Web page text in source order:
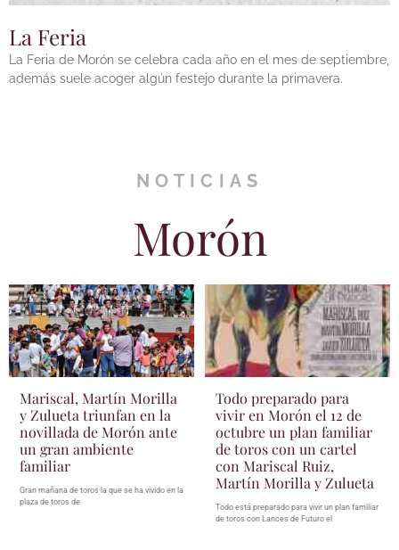
La Feria
La Feria de Morón se celebra cada año en el mes de septiembre,
además suele acoger algún festejo durante la primavera.
NOTICIAS
Morón
Mariscal, Martín Morilla
y Zulueta triunfan en la
novillada de Morón ante
un gran ambiente
familiar
Gran mañana de toros la que se ha vivido en la
plaza de toros de
Todo preparado para
vivir en Morón el 12 de
octubre un plan familiar
de toros con un cartel
con Mariscal Ruiz,
Martín Morilla y Zulueta
Todo está preparado para vivir un plan familiar
de toros con Lances de Futuro el